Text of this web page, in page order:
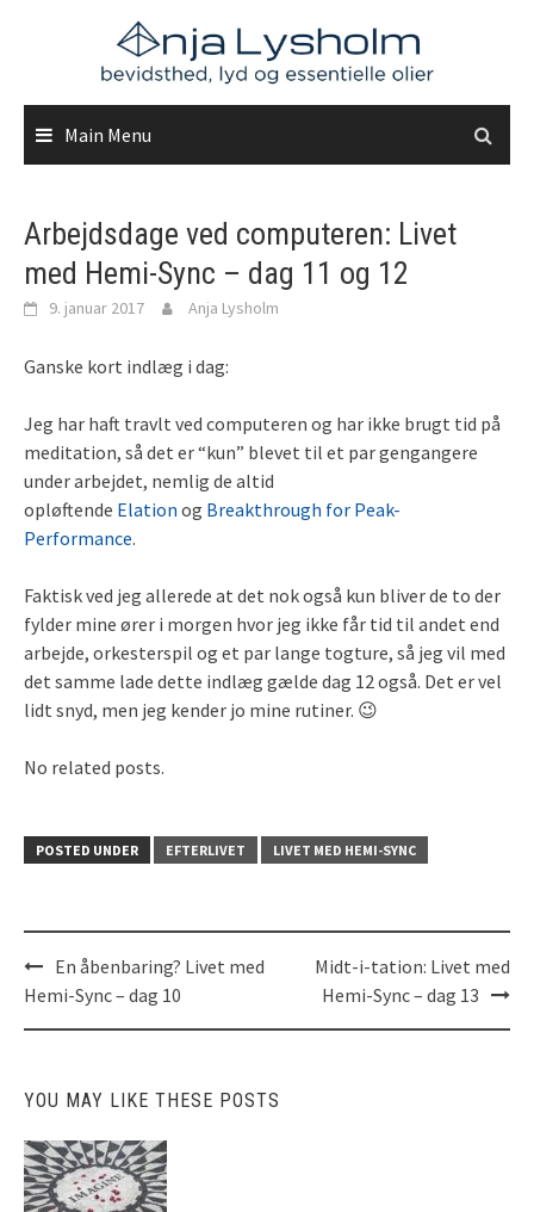
Main Menu
Arbejdsdage ved computeren: Livet
med Hemi-Sync – dag 11 og 12
9. januar 2017 Anja Lysholm
Ganske kort indlæg i dag:
Jeg har haft travlt ved computeren og har ikke brugt tid på
meditation, så det er “kun” blevet til et par gengangere
under arbejdet, nemlig de altid
opløftende Elation og Breakthrough for Peak-
Performance.
Faktisk ved jeg allerede at det nok også kun bliver de to der
fylder mine ører i morgen hvor jeg ikke får tid til andet end
arbejde, orkesterspil og et par lange togture, så jeg vil med
det samme lade dette indlæg gælde dag 12 også. Det er vel
lidt snyd, men jeg kender jo mine rutiner. 😉
No related posts.
POSTED UNDER EFTERLIVET LIVET MED HEMI-SYNC
Post
navigation
En åbenbaring? Livet med
Hemi-Sync – dag 10
Midt-i-tation: Livet med
Hemi-Sync – dag 13
YOU MAY LIKE THESE POSTS